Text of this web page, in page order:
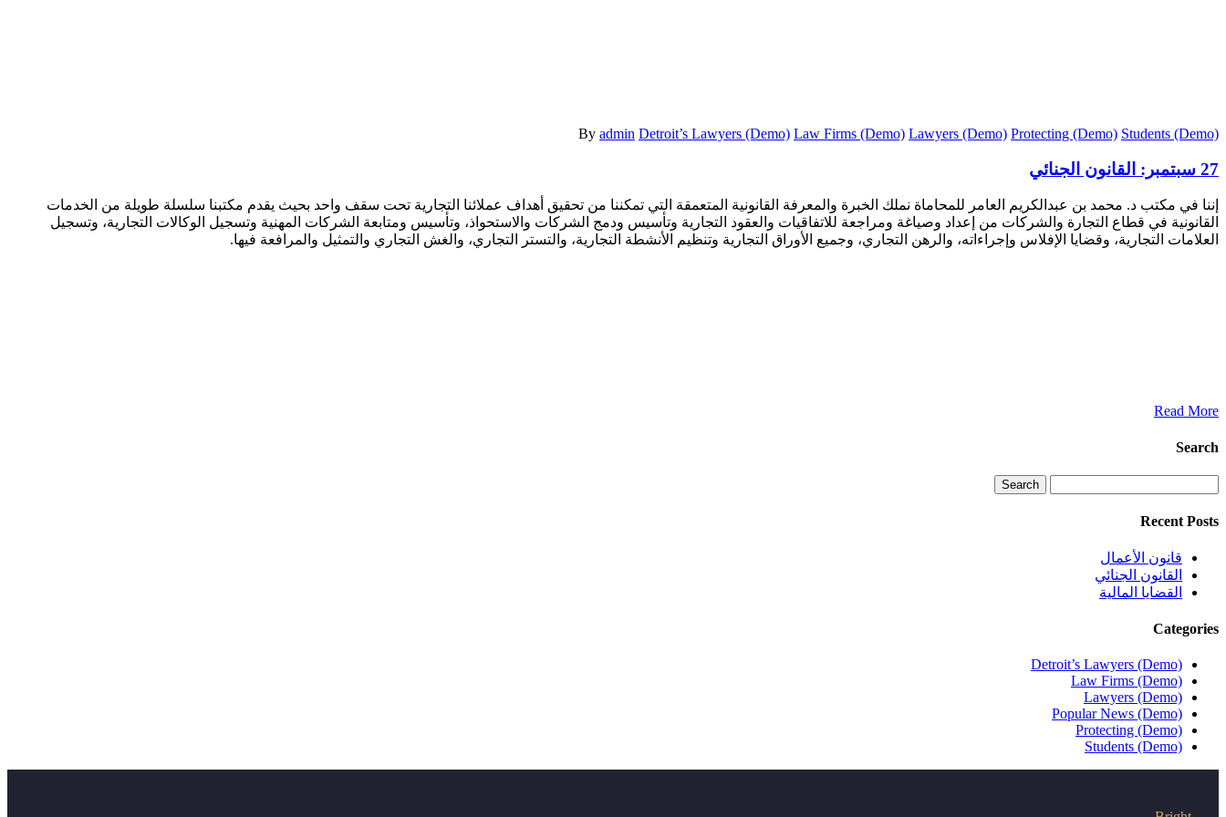
By admin Detroit’s Lawyers (Demo) Law Firms (Demo) Lawyers (Demo) Protecting (Demo) Students (Demo)
27 سبتمبر: القانون الجنائي
إننا في مكتب د. محمد بن عبدالكريم العامر للمحاماة نملك الخبرة والمعرفة القانونية المتعمقة التي تمكننا من تحقيق أهداف عملائنا التجارية تحت سقف واحد بحيث يقدم مكتبنا سلسلة طويلة من الخدمات
القانونية في قطاع التجارة والشركات من إعداد وصياغة ومراجعة للاتفاقيات والعقود التجارية وتأسيس ودمج الشركات والاستحواذ، وتأسيس ومتابعة الشركات المهنية وتسجيل الوكالات التجارية، وتسجيل
العلامات التجارية، وقضايا الإفلاس وإجراءاته، والرهن التجاري، وجميع الأوراق التجارية وتنظيم الأنشطة التجارية، والتستر التجاري، والغش التجاري والتمثيل والمرافعة فيها.
Read More
Search
Search
Recent Posts
قانون الأعمال
القانون الجنائي
القضايا المالية
Categories
Detroit’s Lawyers (Demo)
Law Firms (Demo)
Lawyers (Demo)
Popular News (Demo)
Protecting (Demo)
Students (Demo)